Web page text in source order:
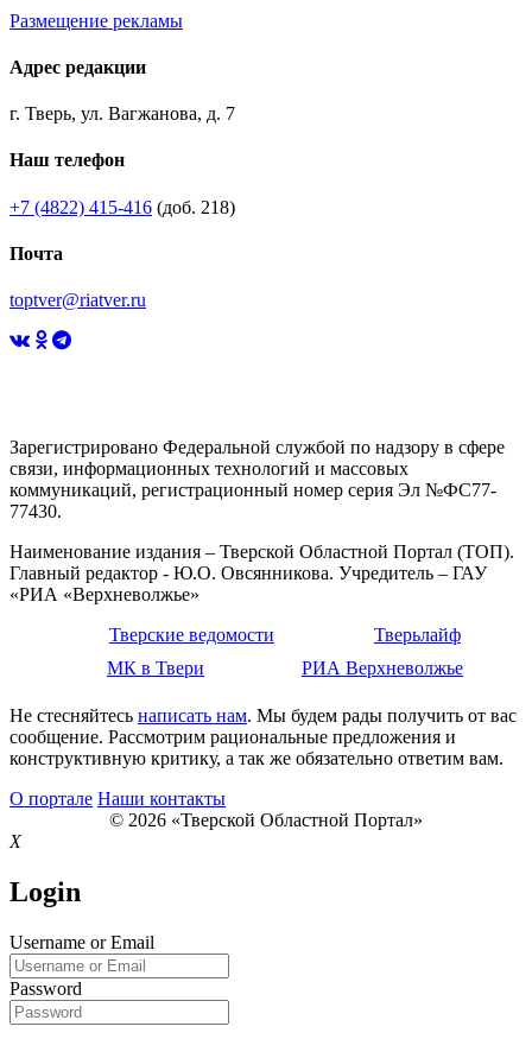
Размещение рекламы
Адрес редакции
г. Тверь, ул. Вагжанова, д. 7
Наш телефон
+7 (4822) 415-416 (доб. 218)
Почта
toptver@riatver.ru
Зарегистрировано Федеральной службой по надзору в сфере
связи, информационных технологий и массовых
коммуникаций, регистрационный номер серия Эл №ФС77-
77430.
Наименование издания – Тверской Областной Портал (ТОП).
Главный редактор - Ю.О. Овсянникова. Учредитель – ГАУ
«РИА «Верхневолжье»
Тверские ведомости
Тверьлайф
МК в Твери
РИА Верхневолжье
Не стесняйтесь написать нам. Мы будем рады получить от вас
сообщение. Рассмотрим рациональные предложения и
конструктивную критику, а так же обязательно ответим вам.
О портале Наши контакты
© 2026 «Тверской Областной Портал»
X
Login
Username or Email
Password